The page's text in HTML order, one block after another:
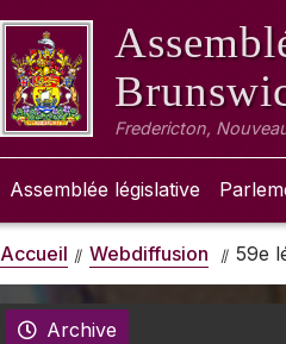
Fredericton,
Assemblée législative
Accueil Webdiffusion 59e
Archive